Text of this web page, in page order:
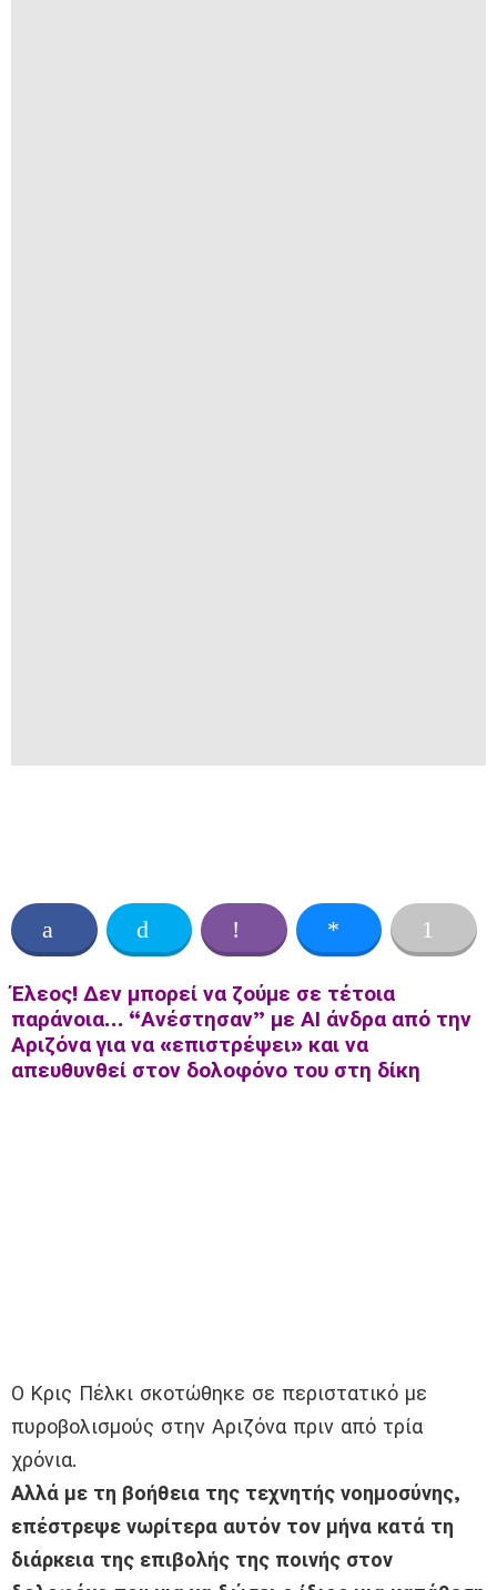
Έλεος! Δεν μπορεί να ζούμε σε τέτοια
παράνοια… “Ανέστησαν” με ΑΙ άνδρα από την
Αριζόνα για να «επιστρέψει» και να
απευθυνθεί στον δολοφόνο του στη δίκη
Ο Κρις Πέλκι σκοτώθηκε σε περιστατικό με
πυροβολισμούς στην Αριζόνα πριν από τρία
χρόνια.
Αλλά με τη βοήθεια της τεχνητής νοημοσύνης,
επέστρεψε νωρίτερα αυτόν τον μήνα κατά τη
διάρκεια της επιβολής της ποινής στον